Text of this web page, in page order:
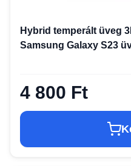
Hybrid temperált üveg
Samsung Galaxy S23
4 800 Ft